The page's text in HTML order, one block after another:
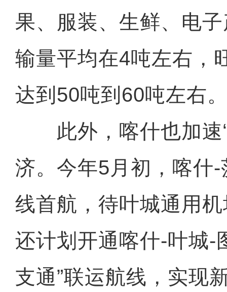
果、服装、生鲜、电
输量平均在4吨左右，
达到50吨到60吨左右
此外，喀什也加速“
济。今年5月初，喀什
线首航，待叶城通用
还计划开通喀什-叶城-
支通”联运航线，实现